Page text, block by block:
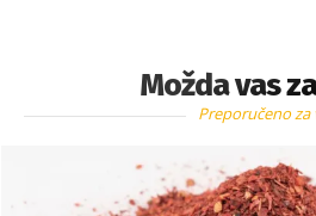
Možda vas
Preporučeno za